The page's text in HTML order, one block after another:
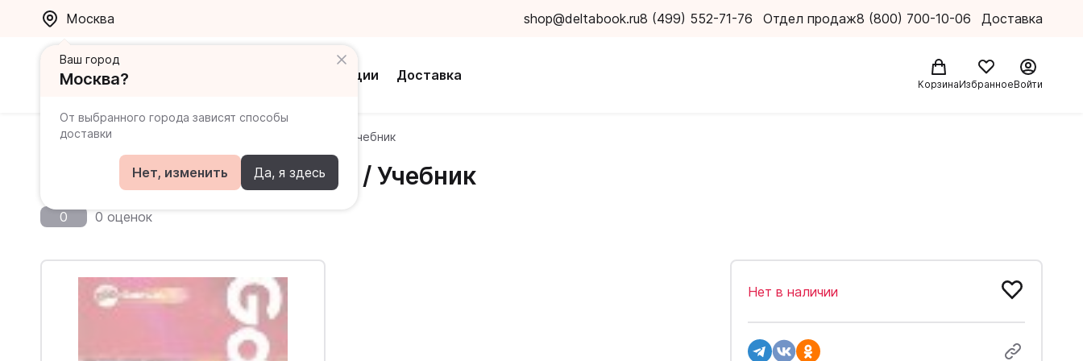
Москва shop@deltabook.ru8 (499) 552-71-76 Отдел продаж8 (800) 700-10-06 Доставка
Акции Доставка
КорзинаИзбранноеВойти
Ваш город
Москва?
От выбранного города зависят способы
доставки
Нет, изменить Да, я здесь
Главная Каталог Gateway B2 Student's Book / Учебник
Gateway B2 Student's Book / Учебник
0 0 оценок
Нет в наличии